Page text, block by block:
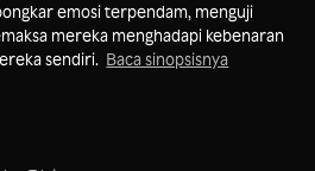
emosi terpendam, menguji
mereka menghadapi kebenaran
sendiri. Baca sinopsisnya